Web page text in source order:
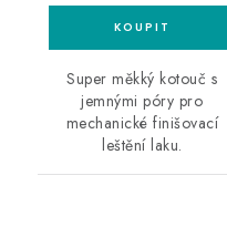
Super měkký kotouč s
jemnými póry pro
mechanické finišovací
leštění laku.